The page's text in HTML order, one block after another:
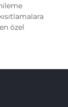
özel